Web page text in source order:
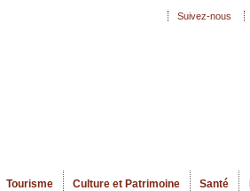
Tourisme Culture et Patrimoine Santé
Suivez-nous